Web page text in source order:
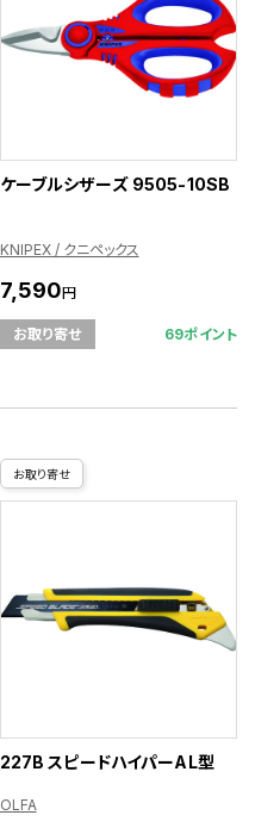
ケーブルシザーズ 9505-10SB
KNIPEX / クニペックス
7,590円
お取り寄せ 69ポイント
お取り寄せ
227B スピードハイパーAL型
OLFA